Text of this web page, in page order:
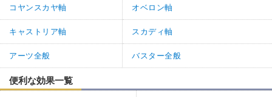
コヤンスカヤ軸 オベロン軸
キャストリア軸 スカディ軸
アーツ全般 バスター全般
便利な効果一覧